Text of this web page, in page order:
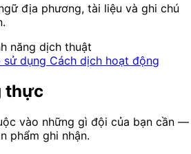
địa phương, tài liệu và ghi chú
năng dịch thuật
dụng Cách dịch hoạt động
thực
vào những gì đội của bạn cần —
phẩm ghi nhận.